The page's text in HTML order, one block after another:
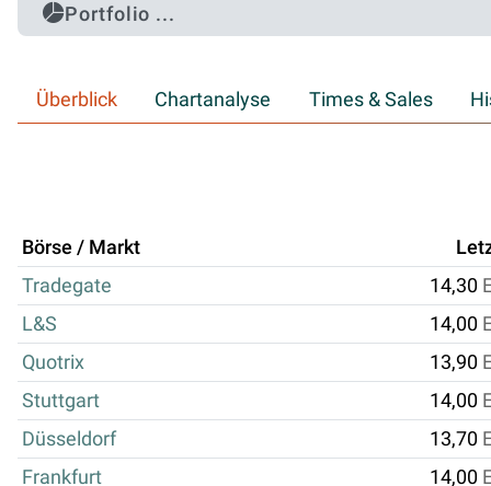
Portfolio ...
Überblick Chartanalyse Times & Sales
Börse / Markt
Tradegate
14,30
L&S
14,00
Quotrix
13,90
Stuttgart
14,00
Düsseldorf
13,70
Frankfurt
14,00